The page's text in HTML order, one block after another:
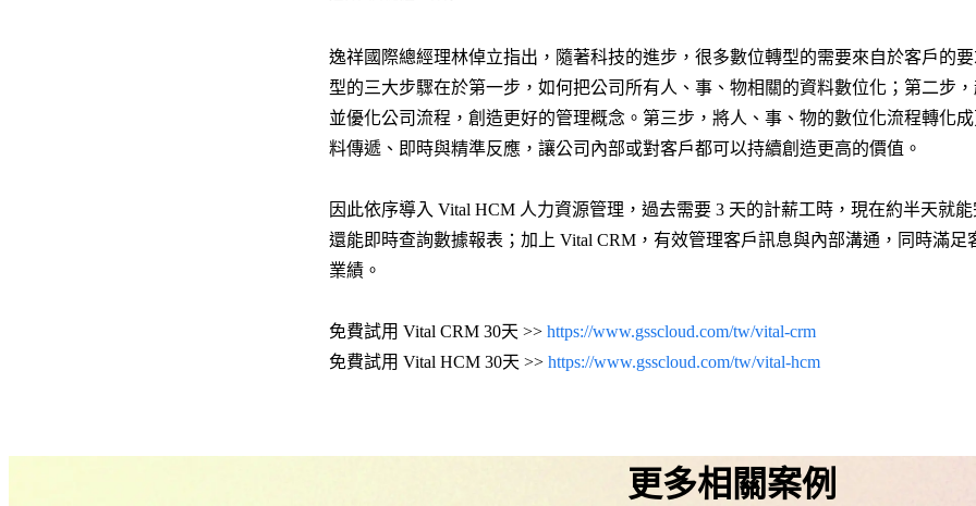
逸祥國際總經理林倬立指出，隨著科技的進步，很多數位轉型的需要來自於客戶的
型的三大步驟在於第一步，如何把公司所有人、事、物相關的資料數位化；第二步
並優化公司流程，創造更好的管理概念。第三步，將人、事、物的數位化流程轉化
料傳遞、即時與精準反應，讓公司內部或對客戶都可以持續創造更高的價值。
因此依序導入 Vital HCM 人力資源管理，過去需要 3 天的計薪工時，現在約半天就
還能即時查詢數據報表；加上 Vital CRM，有效管理客戶訊息與內部溝通，同時滿足
業績。
免費試用 Vital CRM 30天 >> https://www.gsscloud.com/tw/vital-crm
免費試用 Vital HCM 30天 >> https://www.gsscloud.com/tw/vital-hcm
更多相關案例